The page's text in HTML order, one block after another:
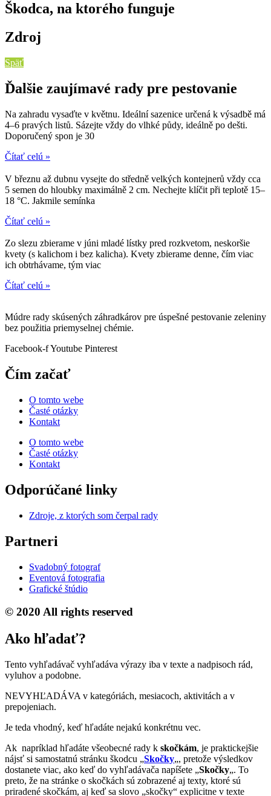
Škodca, na ktorého funguje
Zdroj
Späť
Ďalšie zaujímavé rady pre pestovanie
Na zahradu vysaďte v květnu. Ideální sazenice určená k výsadbě má
4–6 pravých listů. Sázejte vždy do vlhké půdy, ideálně po dešti.
Doporučený spon je 30
Čítať celú »
V březnu až dubnu vysejte do středně velkých kontejnerů vždy cca
5 semen do hloubky maximálně 2 cm. Nechejte klíčit při teplotě 15–
18 °C. Jakmile semínka
Čítať celú »
Zo slezu zbierame v júni mladé lístky pred rozkvetom, neskoršie
kvety (s kalichom i bez kalicha). Kvety zbierame denne, čím viac
ich obtrhávame, tým viac
Čítať celú »
Múdre rady skúsených záhradkárov pre úspešné pestovanie zeleniny
bez použitia priemyselnej chémie.
Facebook-fYoutube Pinterest
Čím začať
O tomto webe
Časté otázky
Kontakt
O tomto webe
Časté otázky
Kontakt
Odporúčané linky
Zdroje, z ktorých som čerpal rady
Partneri
Svadobný fotograf
Eventová fotografia
Grafické štúdio
© 2020 All rights reserved
Ako hľadať?
Tento vyhľadávač vyhľadáva výrazy iba v texte a nadpisoch rád,
vyluhov a podobne.
NEVYHĽADÁVA v kategóriách, mesiacoch, aktivitách a v
prepojeniach.
Je teda vhodný, keď hľadáte nejakú konkrétnu vec.
Ak napríklad hľadáte všeobecné rady k skočkám, je praktickejšie
nájsť si samostatnú stránku škodcu „Skočky„, pretože výsledkov
dostanete viac, ako keď do vyhľadávača napíšete „Skočky„. To
preto, že na stránke o skočkách sú zobrazené aj texty, ktoré sú
priradené skočkám, aj keď sa slovo „skočky“ explicitne v texte